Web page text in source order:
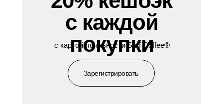
Зарегистрировать
с каждой
покупки
с картой лояльности Surf Coffee®